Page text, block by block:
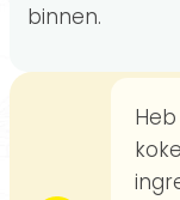
binnen.